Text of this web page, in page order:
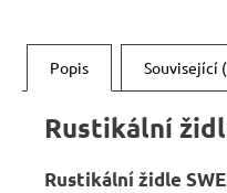
Popis Související
Rustikální
Rustikální židle